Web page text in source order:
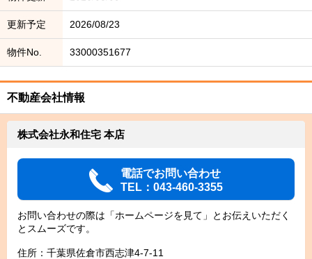
更新予定 2026/08/23
物件No. 33000351677
不動産会社情報
株式会社永和住宅 本店
電話でお問い合わせ
TEL：043-460-3355
お問い合わせの際は「ホームページを見て」とお伝えいただく
とスムーズです。
住所：千葉県佐倉市西志津4-7-11